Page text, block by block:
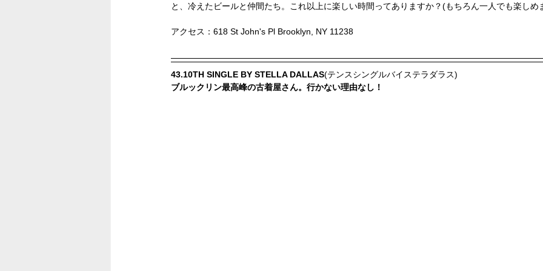
と、冷えたビールと仲間たち。これ以上に楽しい時間ってありますか？(もちろん一人でも楽しめ
アクセス：618 St John's Pl Brooklyn, NY 11238
43.10TH SINGLE BY STELLA DALLAS(テンスシングルバイステラダラス)
ブルックリン最高峰の古着屋さん。行かない理由なし！